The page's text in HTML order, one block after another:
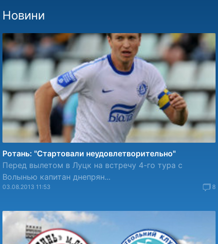
Новини
Ротань: "Стартовали неудовлетворительно"
Перед вылетом в Луцк на встречу 4-го тура с
Волынью капитан днепрян...
03.08.2013 11:53 8